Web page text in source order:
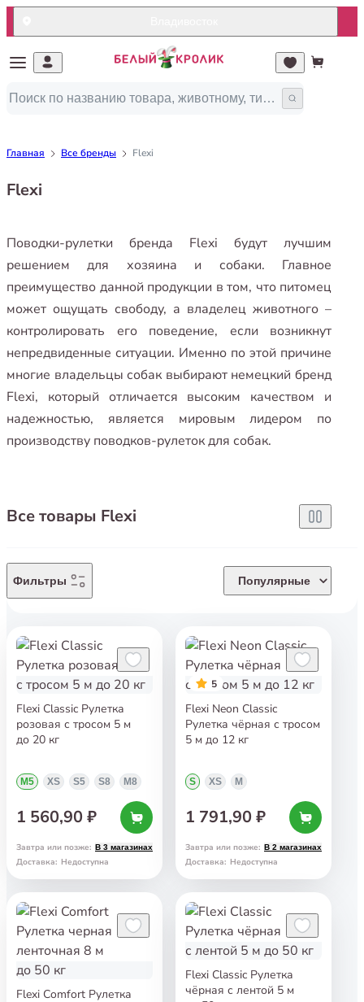
Главная Все бренды Flexi
Flexi
Поводки-рулетки бренда Flexi будут лучшим
решением для хозяина и собаки. Главное
преимущество данной продукции в том, что питомец
может ощущать свободу, а владелец животного –
контролировать его поведение, если возникнут
непредвиденные ситуации. Именно по этой причине
многие владельцы собак выбирают немецкий бренд
Flexi, который отличается высоким качеством и
надежностью, является мировым лидером по
производству поводков-рулеток для собак.
Все товары Flexi
Фильтры Популярные
Flexi Classic Рулетка
розовая с тросом 5 м
до 20 кг
M5 XS S5 S8 M8
1 560,90 ₽
Завтра или позже: В 3 магазинах
Доставка: Недоступна
5
Flexi Neon Classic
Рулетка чёрная с тросом
5 м до 12 кг
S XS M
1 791,90 ₽
Завтра или позже: В 2 магазинах
Доставка: Недоступна
Flexi Comfort Рулетка
Flexi Classic Рулетка
чёрная с лентой 5 м